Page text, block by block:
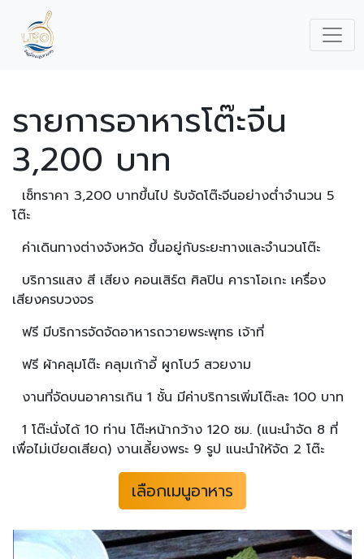
รายการอาหารโต๊ะจีน
3,200 บาท
เซ็ทราคา 3,200 บาทขึ้นไป รับจัดโต๊ะจีนอย่างต่ำจำนวน 5
โต๊ะ
ค่าเดินทางต่างจังหวัด ขึ้นอยู่กับระยะทางและจำนวนโต๊ะ
บริการแสง สี เสียง คอนเสิร์ต ศิลปิน คาราโอเกะ เครื่อง
เสียงครบวงจร
ฟรี มีบริการจัดจัดอาหารถวายพระพุทธ เจ้าที่
ฟรี ผ้าคลุมโต๊ะ คลุมเก้าอี้ ผูกโบว์ สวยงาม
งานที่จัดบนอาคารเกิน 1 ชั้น มีค่าบริการเพิ่มโต๊ะละ 100 บาท
1 โต๊ะนั่งได้ 10 ท่าน โต๊ะหน้ากว้าง 120 ซม. (แนะนำจัด 8 ที่
เพื่อไม่เบียดเสียด) งานเลี้ยงพระ 9 รูป แนะนำให้จัด 2 โต๊ะ
เลือกเมนูอาหาร